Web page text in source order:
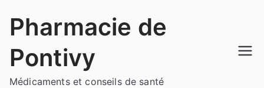
Pharmacie de
Pontivy
Médicaments et conseils de santé